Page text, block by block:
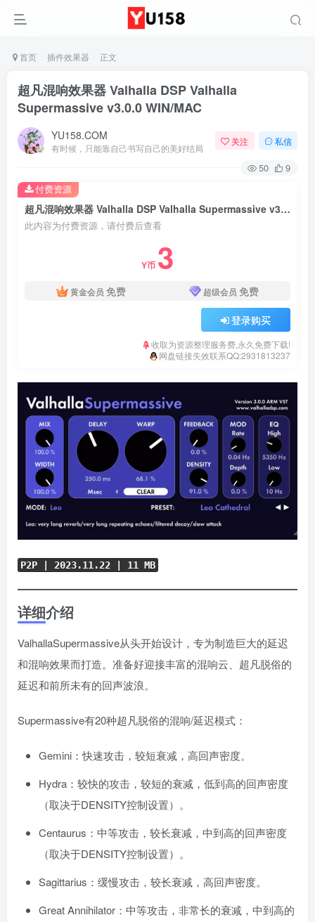
首页 插件效果器 正文
超凡混响效果器 Valhalla DSP Valhalla
Supermassive v3.0.0 WIN/MAC
YU158.COM
有时候，只能靠自己书写自己的美好结局
关注 私信
50 9
超凡混响效果器 Valhalla DSP Valhalla Supermassive v3.0.0 WIN/MAC
此内容为付费资源，请付费后查看
Y币 3
黄金会员 免费 超级会员 免费
登录购买
收取为资源整理服务费,永久免费下载!
网盘链接失效联系QQ:2931813237
付费资源
P2P | 2023.11.22 | 11 MB
详细介绍
ValhallaSupermassive从头开始设计，专为制造巨大的延迟
和混响效果而打造。准备好迎接丰富的混响云、超凡脱俗的
延迟和前所未有的回声波浪。
Supermassive有20种超凡脱俗的混响/延迟模式：
Gemini：快速攻击，较短衰减，高回声密度。
Hydra：较快的攻击，较短的衰减，低到高的回声密度
（取决于DENSITY控制设置）。
Centaurus：中等攻击，较长衰减，中到高的回声密度
（取决于DENSITY控制设置）。
Sagittarius：缓慢攻击，较长衰减，高回声密度。
Great Annihilator：中等攻击，非常长的衰减，中到高的